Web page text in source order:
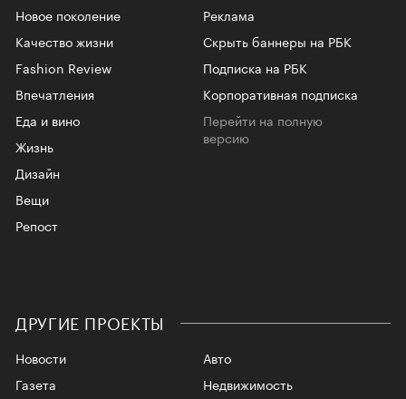
Новое поколение
Качество жизни
Fashion Review
Впечатления
Еда и вино
Жизнь
Дизайн
Вещи
Репост
Реклама
Скрыть баннеры на РБК
Подписка на РБК
Корпоративная подписка
Перейти на полную
версию
ДРУГИЕ ПРОЕКТЫ
Новости
Газета
Авто
Недвижимость